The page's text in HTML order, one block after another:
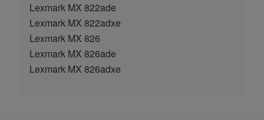
Lexmark MX 822ade
Lexmark MX 822adxe
Lexmark MX 826
Lexmark MX 826ade
Lexmark MX 826adxe